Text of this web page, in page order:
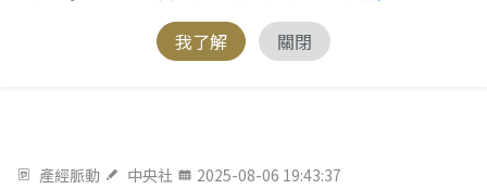
我了解
關閉
產經脈動 中央社 2025-08-06 19:43:37